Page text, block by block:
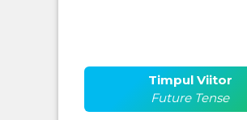
Timpul Viitor
Future Tense